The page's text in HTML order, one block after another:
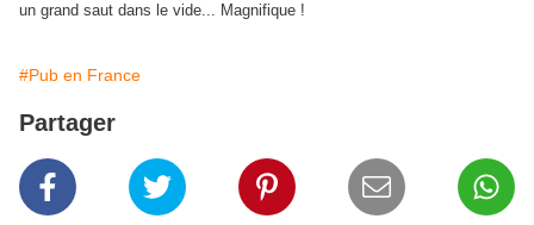
un grand saut dans le vide... Magnifique !
#Pub en France
Partager